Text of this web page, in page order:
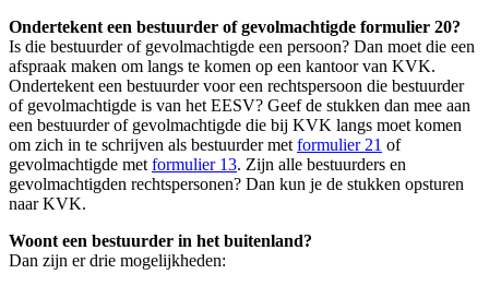
Ondertekent een bestuurder of gevolmachtigde formulier 20?
Is die bestuurder of gevolmachtigde een persoon? Dan moet die een
afspraak maken om langs te komen op een kantoor van KVK.
Ondertekent een bestuurder voor een rechtspersoon die bestuurder
of gevolmachtigde is van het EESV? Geef de stukken dan mee aan
een bestuurder of gevolmachtigde die bij KVK langs moet komen
om zich in te schrijven als bestuurder met formulier 21 of
gevolmachtigde met formulier 13. Zijn alle bestuurders en
gevolmachtigden rechtspersonen? Dan kun je de stukken opsturen
naar KVK.
Woont een bestuurder in het buitenland?
Dan zijn er drie mogelijkheden: